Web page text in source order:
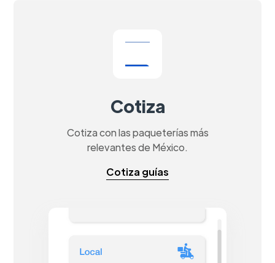
Cotiza
Cotiza con las paqueterías más
relevantes de México.
Cotiza guías